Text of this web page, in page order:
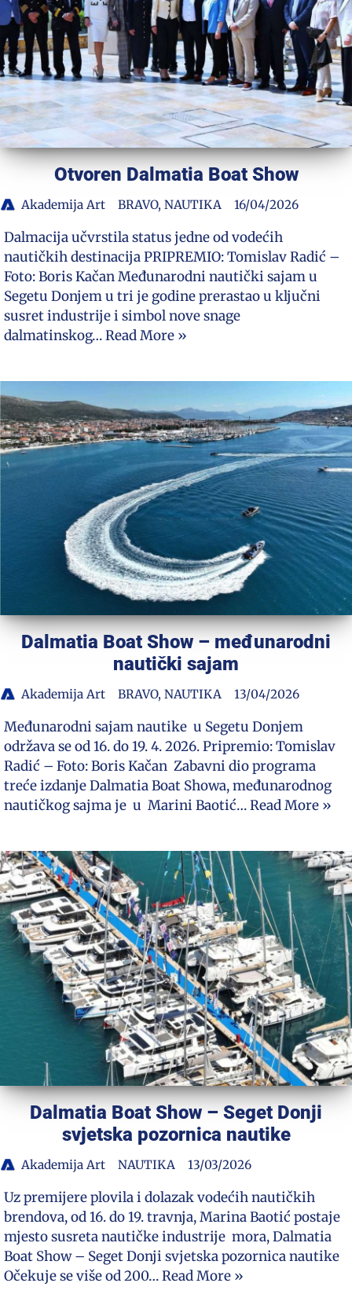
Otvoren Dalmatia Boat Show
Akademija Art BRAVO, NAUTIKA 16/04/2026
Dalmacija učvrstila status jedne od vodećih
nautičkih destinacija PRIPREMIO: Tomislav Radić –
Foto: Boris Kačan Međunarodni nautički sajam u
Segetu Donjem u tri je godine prerastao u ključni
susret industrije i simbol nove snage
dalmatinskog…Read More »
Dalmatia Boat Show – međunarodni
nautički sajam
Akademija Art BRAVO, NAUTIKA 13/04/2026
Međunarodni sajam nautike u Segetu Donjem
održava se od 16. do 19. 4. 2026. Pripremio: Tomislav
Radić – Foto: Boris Kačan Zabavni dio programa
treće izdanje Dalmatia Boat Showa, međunarodnog
nautičkog sajma je u Marini Baotić…Read More »
Dalmatia Boat Show – Seget Donji
svjetska pozornica nautike
Akademija Art NAUTIKA 13/03/2026
Uz premijere plovila i dolazak vodećih nautičkih
brendova, od 16. do 19. travnja, Marina Baotić postaje
mjesto susreta nautičke industrije mora, Dalmatia
Boat Show – Seget Donji svjetska pozornica nautike
Očekuje se više od 200…Read More »